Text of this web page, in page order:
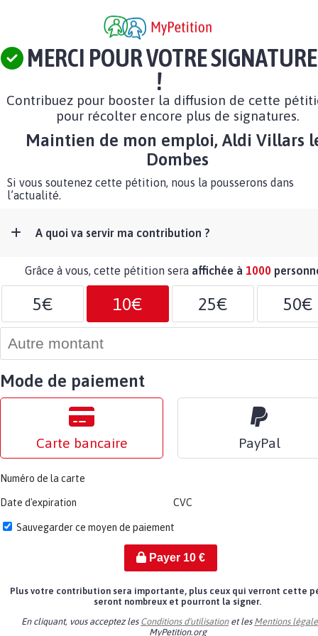
MERCI POUR VOTRE SIGNATURE
!
Contribuez pour booster la diffusion de cette
pour récolter encore plus de signatures.
Maintien de mon emploi, Aldi Villars
Dombes
Si vous soutenez cette pétition, nous la pousserons dans
l’actualité.
A quoi va servir ma contribution ?
Grâce à vous, cette pétition sera affichée à 1000
5€ 10€ 25€ 50€
Mode de paiement
Carte bancaire PayPal
Numéro de la carte
Date d'expiration CVC
Sauvegarder ce moyen de paiement
Payer 10€
Plus votre contribution sera importante, plus ceux qui verront cette
seront nombreux et pourront la signer.
En cliquant, vous acceptez les Conditions d'utilisationet les Mentions
MyPetition.org